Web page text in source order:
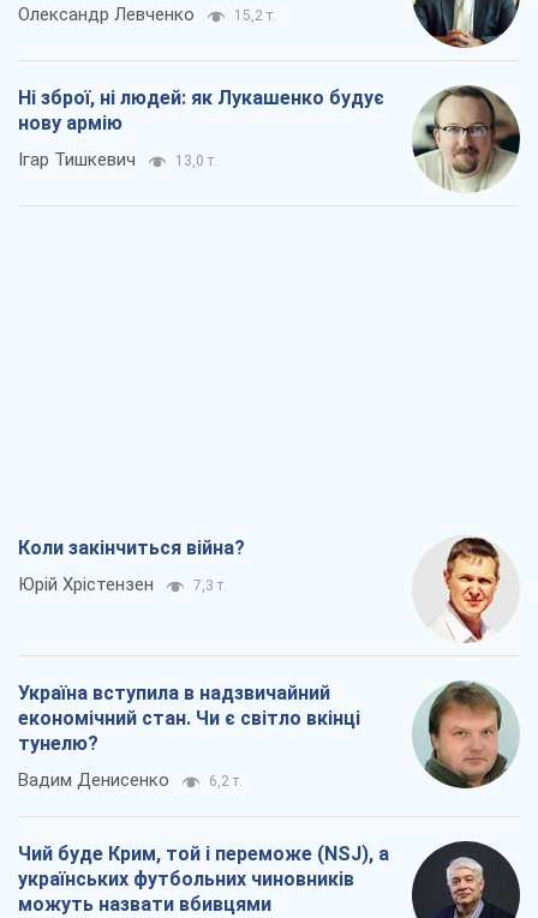
Олександр Левченко 15,2 т.
Ні зброї, ні людей: як Лукашенко будує
нову армію
Ігар Тишкевич 13,0 т.
Коли закінчиться війна?
Юрій Хрістензен 7,3 т.
Україна вступила в надзвичайний
економічний стан. Чи є світло вкінці
тунелю?
Вадим Денисенко 6,2 т.
Чий буде Крим, той і переможе (NSJ), а
українських футбольних чиновників
можуть назвати вбивцями